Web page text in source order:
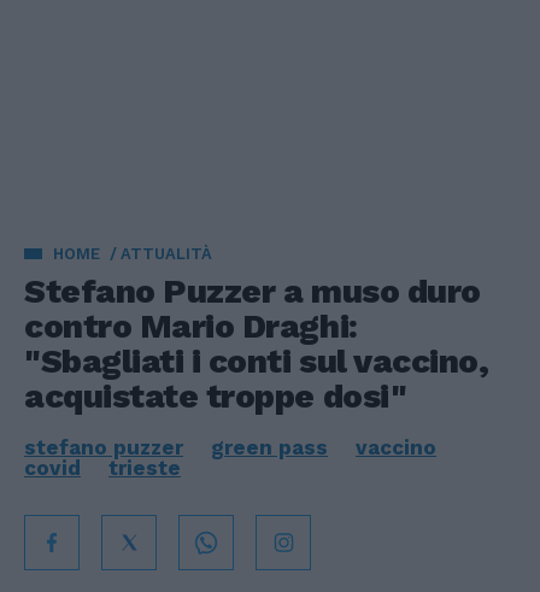
HOME ATTUALITÀ
Stefano Puzzer a muso duro
contro Mario Draghi:
"Sbagliati i conti sul vaccino,
acquistate troppe dosi"
stefano puzzer green pass
vaccino
covid
trieste